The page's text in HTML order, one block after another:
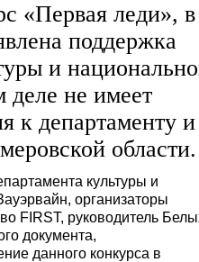
«Первая леди», в
поддержка
и
деле не имеет
к департаменту и
области.
культуры и
организаторы
FIRST, руководитель
документа,
данного конкурса в